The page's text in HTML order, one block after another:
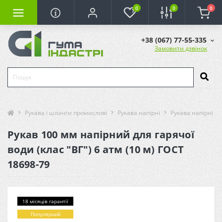
0 0 0
+38 (067) 77-55-335
Замовити дзвінок
Рукава і шланги промислові Рукава напірні Рукава напірні
Рукав 100 мм напірний для гарячої
води (клас "ВГ") 6 атм (10 м) ГОСТ
18698-79
18 місяців гарантії
Популярний